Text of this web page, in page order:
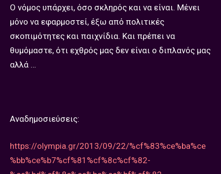
Ο νόμος υπάρχει, όσο σκληρός και να είναι. Μένει
μόνο να εφαρμοστεί, έξω από πολιτικές
σκοπιμότητες και παιχνίδια. Και πρέπει να
θυμόμαστε, ότι εχθρός μας δεν είναι ο διπλανός μας
αλλά …
Αναδημοσιεύσεις:
https://olympia.gr/2013/09/22/%cf%83%ce%ba%ce
%bb%ce%b7%cf%81%cf%8c%cf%82-